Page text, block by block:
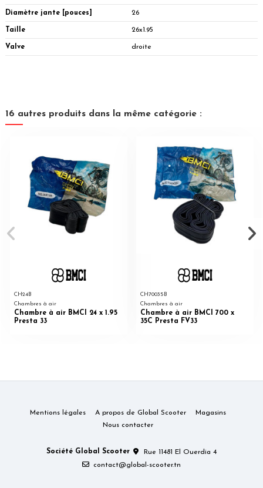
Diamètre jante [pouces] 26
Taille 26x1.95
Valve droite
16 autres produits dans la même catégorie :
CH24B
Chambres à air
Chambre à air BMCI 24 x 1.95
Presta 33
CH70035B
Chambres à air
Chambre à air BMCI 700 x
35C Presta FV33
Mentions légales A propos de Global Scooter
Magasins
Nous contacter
Société Global Scooter
Rue 11481 El Ouerdia 4
contact@global-scooter.tn